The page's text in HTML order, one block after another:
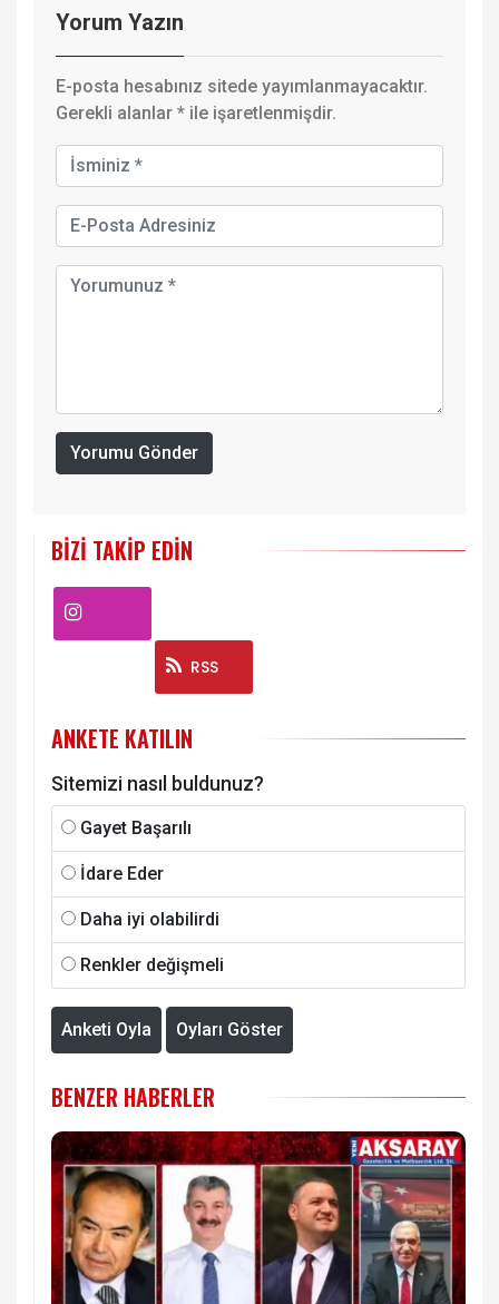
Yorum Yazın
E-posta hesabınız sitede yayımlanmayacaktır.
Gerekli alanlar * ile işaretlenmişdir.
Yorumu Gönder
BIZI TAKIP EDIN
RSS
ANKETE KATILIN
Sitemizi nasıl buldunuz?
Gayet Başarılı
İdare Eder
Daha iyi olabilirdi
Renkler değişmeli
Anketi Oyla Oyları Göster
BENZER HABERLER